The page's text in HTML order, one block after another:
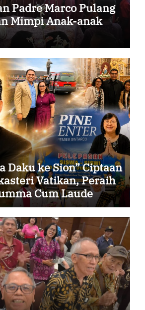
Padre Marco Pulang
Mimpi Anak-anak
Daku ke Sion” Ciptaan
Vatikan, Peraih
Cum Laude